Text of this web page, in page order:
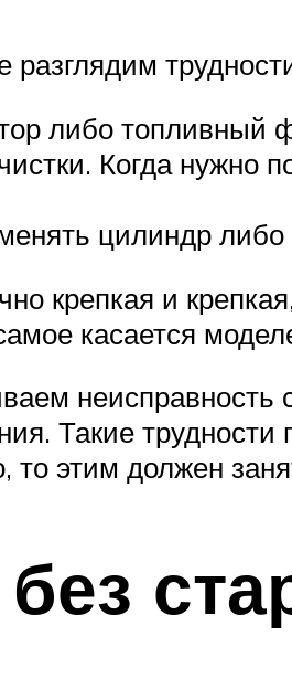
разглядим
либо топливный
Когда нужно
цилиндр либо
крепкая и
касается
неисправность
Такие
то этим должен